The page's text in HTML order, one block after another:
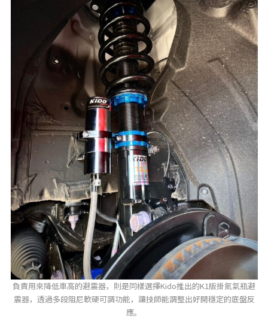
負責用來降低車高的避震器，則是同樣選擇Kido推出的K1版掛氮氣瓶避
震器，透過多段阻尼軟硬可調功能，讓技師能調整出好開穩定的底盤反
應。